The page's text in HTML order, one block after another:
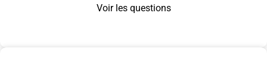
Voir les questions